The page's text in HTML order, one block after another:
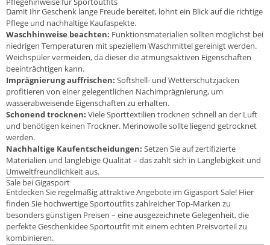
Damit Ihr Geschenk lange Freude bereitet, lohnt ein Blick auf die richtige
Pflege und nachhaltige Kaufaspekte.
Waschhinweise beachten: Funktionsmaterialien sollten möglichst bei
niedrigen Temperaturen mit speziellem Waschmittel gereinigt werden.
Weichspüler vermeiden, da dieser die atmungsaktiven Eigenschaften
beeinträchtigen kann.
Imprägnierung auffrischen: Softshell- und Wetterschutzjacken
profitieren von einer gelegentlichen Nachimprägnierung, um
wasserabweisende Eigenschaften zu erhalten.
Schonend trocknen: Viele Sporttextilien trocknen schnell an der Luft
und benötigen keinen Trockner. Merinowolle sollte liegend getrocknet
werden.
Nachhaltige Kaufentscheidungen: Setzen Sie auf zertifizierte
Materialien und langlebige Qualität – das zahlt sich in Langlebigkeit und
Umweltfreundlichkeit aus.
Sale bei Gigasport
Entdecken Sie regelmäßig attraktive Angebote im Gigasport Sale! Hier
finden Sie hochwertige Sportoutfits zahlreicher Top-Marken zu
besonders günstigen Preisen – eine ausgezeichnete Gelegenheit, die
perfekte Geschenkidee Sportoutfit mit einem echten Preisvorteil zu
kombinieren.